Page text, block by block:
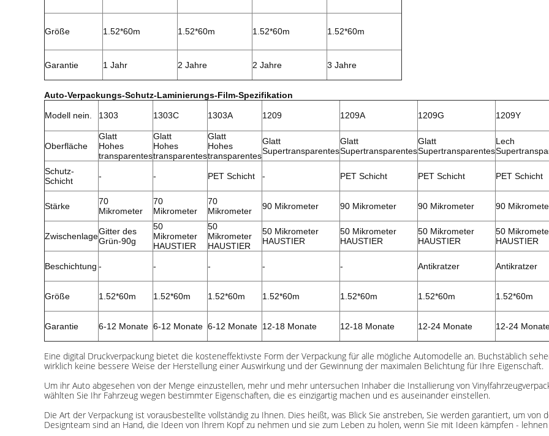
Größe 1.52*60m 1.52*60m 1.52*60m 1.52*60m
Garantie 1 Jahr 2 Jahre 2 Jahre 3 Jahre
Auto-Verpackungs-Schutz-Laminierungs-Film-Spezifikation
Modell nein. 1303 1303C 1303A 1209 1209A 1209G 1209Y
Oberfläche
Glatt
Hohes
transparentes
Glatt
Hohes
transparentes
Glatt
Hohes
transparentes
Glatt
Supertransparentes
Glatt
Supertransparentes
Glatt
Supertransparentes
Lech
Schutz-
Schicht
- - PET Schicht - PET Schicht PET Schicht PET Schicht
Stärke
70
Mikrometer
70
Mikrometer
70
Mikrometer
90 Mikrometer 90 Mikrometer 90 Mikrometer 90
ZwischenlageGitter des
Grün-90g
50
Mikrometer
HAUSTIER
50
Mikrometer
HAUSTIER
50 Mikrometer
HAUSTIER
50 Mikrometer
HAUSTIER
50 Mikrometer
HAUSTIER
50
HAUSTIER
Beschichtung - - - - - Antikratzer Antikratzer
Größe 1.52*60m 1.52*60m 1.52*60m 1.52*60m 1.52*60m 1.52*60m 1.52*60m
Garantie 6-12 Monate 6-12 Monate 6-12 Monate 12-18 Monate 12-18 Monate 12-24 Monate 12-24
Eine digital Druckverpackung bietet die kosteneffektivste Form der Verpackung für alle mögliche Automodelle an. Buchstäblich
wirklich keine bessere Weise der Herstellung einer Auswirkung und der Gewinnung der maximalen Belichtung für Ihre Eigenschaft.
Um ihr Auto abgesehen von der Menge einzustellen, mehr und mehr untersuchen Inhaber die Installierung von
wählten Sie Ihr Fahrzeug wegen bestimmter Eigenschaften, die es einzigartig machen und es auseinander einstellen.
Die Art der Verpackung ist vorausbestellte vollständig zu Ihnen. Dies heißt, was Blick Sie anstreben, Sie werden garantiert, um
Designteam sind an Hand, die Ideen von Ihrem Kopf zu nehmen und sie zum Leben zu holen, wenn Sie mit Ideen kämpfen -